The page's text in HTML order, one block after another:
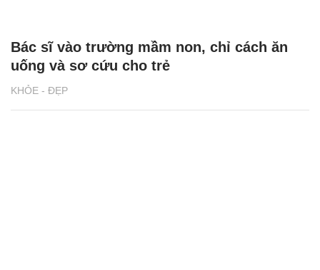
KHỎE - ĐẸP
Bác sĩ vào trường mầm non, chỉ cách ăn
uống và sơ cứu cho trẻ